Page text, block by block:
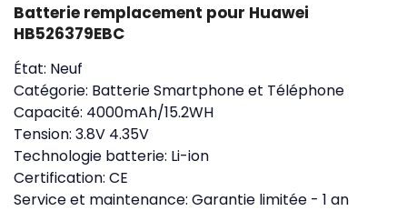
Batterie remplacement pour Huawei
HB526379EBC
État: Neuf
Catégorie: Batterie Smartphone et Téléphone
Capacité: 4000mAh/15.2WH
Tension: 3.8V 4.35V
Technologie batterie: Li-ion
Certification: CE
Service et maintenance: Garantie limitée - 1 an